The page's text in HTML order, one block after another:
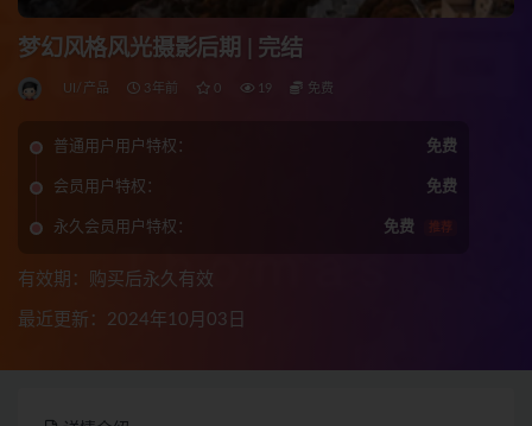
梦幻风格风光摄影后期 | 完结
UI/产品 3年前 0 19 免费
普通用户用户特权： 免费
会员用户特权： 免费
永久会员用户特权： 免费 推荐
有效期：购买后永久有效
最近更新：2024年10月03日